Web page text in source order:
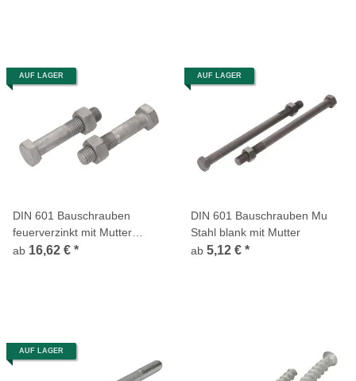
AUF LAGER
DIN 601 Bauschrauben
feuerverzinkt mit Mutter
Teilgewinde
ab 16,62 € *
AUF LAGER
DIN 601 Bauschrauben Mu
Stahl blank mit Mutter
ab 5,12 € *
AUF LAGER